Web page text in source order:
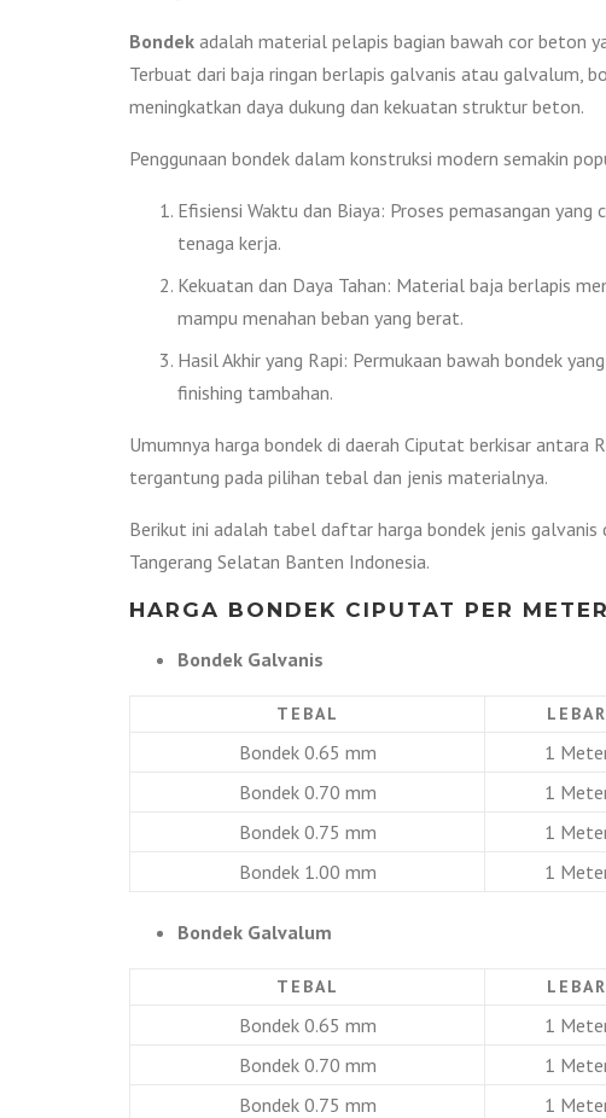
Bondek adalah material pelapis bagian bawah cor beton
Terbuat dari baja ringan berlapis galvanis atau galvalum,
meningkatkan daya dukung dan kekuatan struktur beton.
Penggunaan bondek dalam konstruksi modern semakin
Efisiensi Waktu dan Biaya: Proses pemasangan
tenaga kerja.
Kekuatan dan Daya Tahan: Material baja berlapis
mampu menahan beban yang berat.
Hasil Akhir yang Rapi: Permukaan bawah bondek
finishing tambahan.
Umumnya harga bondek di daerah Ciputat berkisar antara
tergantung pada pilihan tebal dan jenis materialnya.
Berikut ini adalah tabel daftar harga bondek jenis
Tangerang Selatan Banten Indonesia.
HARGA BONDEK CIPUTAT PER
Bondek Galvanis
TEBAL LEBAR
Bondek 0.65 mm 1
Bondek 0.70 mm
1
Bondek 0.75 mm
1
Bondek 1.00 mm
1
Bondek Galvalum
TEBAL LEBAR
Bondek 0.65 mm 1
Bondek 0.70 mm
1
Bondek 0.75 mm
1